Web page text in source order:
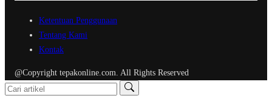
Ketentuan Penggunaan
Tentang Kami
Kontak
@Copyright tepakonline.com. All Rights Reserved